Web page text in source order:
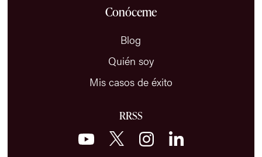
Conóceme
Blog
Quién soy
Mis casos de éxito
RRSS